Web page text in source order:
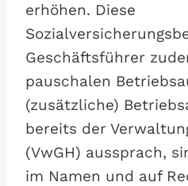
erhöhen. Diese
Geschäftsführer
pauschalen
(zusätzliche)
bereits der
(VwGH) aussprach,
im Namen und auf